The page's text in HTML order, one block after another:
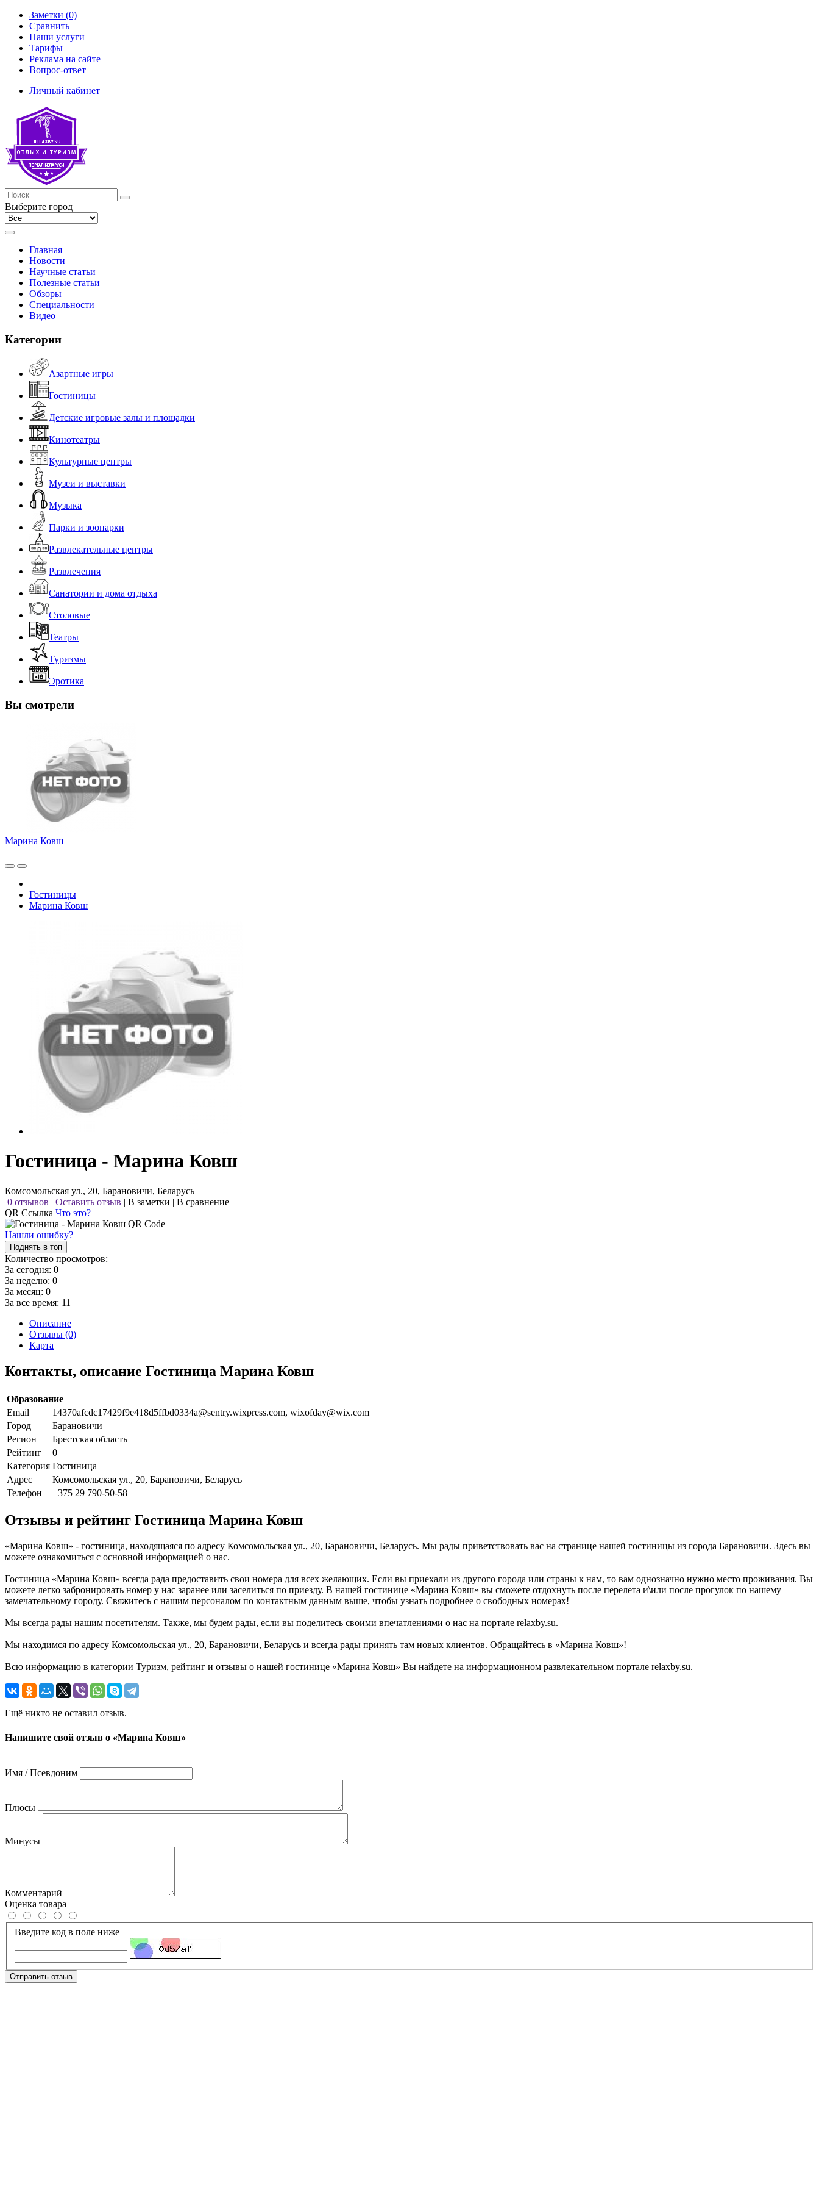
Заметки (0)
Сравнить
Наши услуги
Тарифы
Реклама на сайте
Вопрос-ответ
Личный кабинет
Выберите город
Главная
Новости
Научные статьи
Полезные статьи
Обзоры
Специальности
Видео
Категории
Азартные игры
Гостиницы
Детские игровые залы и площадки
Кинотеатры
Культурные центры
Музеи и выставки
Музыка
Парки и зоопарки
Развлекательные центры
Развлечения
Санатории и дома отдыха
Столовые
Театры
Туризмы
Эротика
Вы смотрели
Марина Ковш
Гостиницы
Марина Ковш
Гостиница - Марина Ковш
Комсомольская ул., 20, Барановичи, Беларусь
0 отзывов | Оставить отзыв | В заметки | В сравнение
QR Ссылка Что это?
Нашли ошибку?
Поднять в топ
Количество просмотров:
За сегодня: 0
За неделю: 0
За месяц: 0
За все время: 11
Описание
Отзывы (0)
Карта
Контакты, описание Гостиница Марина Ковш
Образование
Email
14370afcdc17429f9e418d5ffbd0334a@sentry.wixpress.com, wixofday@wix.com
Город
Барановичи
Регион
Брестская область
Рейтинг
0
Категория Гостиница
Адрес
Комсомольская ул., 20, Барановичи, Беларусь
Телефон
+375 29 790-50-58
Отзывы и рейтинг Гостиница Марина Ковш
«Марина Ковш» - гостиница, находящаяся по адресу Комсомольская ул., 20, Барановичи, Беларусь. Мы рады приветствовать вас на странице нашей гостиницы из города Барановичи. Здесь вы
можете ознакомиться с основной информацией о нас.
Гостиница «Марина Ковш» всегда рада предоставить свои номера для всех желающих. Если вы приехали из другого города или страны к нам, то вам однозначно нужно место проживания. Вы
можете легко забронировать номер у нас заранее или заселиться по приезду. В нашей гостинице «Марина Ковш» вы сможете отдохнуть после перелета и\или после прогулок по нашему
замечательному городу. Свяжитесь с нашим персоналом по контактным данным выше, чтобы узнать подробнее о свободных номерах!
Мы всегда рады нашим посетителям. Также, мы будем рады, если вы поделитесь своими впечатлениями о нас на портале relaxby.su.
Мы находимся по адресу Комсомольская ул., 20, Барановичи, Беларусь и всегда рады принять там новых клиентов. Обращайтесь в «Марина Ковш»!
Всю информацию в категории Туризм, рейтинг и отзывы о нашей гостинице «Марина Ковш» Вы найдете на информационном развлекательном портале relaxby.su.
Ещё никто не оставил отзыв.
Напишите свой отзыв о «Марина Ковш»
Имя / Псевдоним
Плюсы
Минусы
Комментарий
Оценка товара
Введите код в поле ниже
Отправить отзыв